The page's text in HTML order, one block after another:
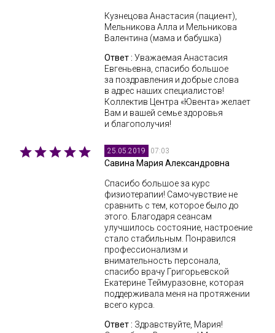
Кузнецова Анастасия (пациент),
Мельникова Алла и Мельникова
Валентина (мама и бабушка)
Ответ : Уважаемая Анастасия
Евгеньевна, спасибо большое
за поздравления и добрые слова
в адрес наших специалистов!
Коллектив Центра «Ювента» желает
Вам и вашей семье здоровья
и благополучия!
25.05.2019 07:03
Савина Мария Александровна
Спасибо большое за курс
физиотерапии! Самочувствие не
сравнить с тем, которое было до
этого. Благодаря сеансам
улучшилось состояние, настроение
стало стабильным. Понравился
профессионализм и
внимательность персонала,
спасибо врачу Григорьевской
Екатерине Теймуразовне, которая
поддерживала меня на протяжении
всего курса.
Ответ : Здравствуйте, Мария!